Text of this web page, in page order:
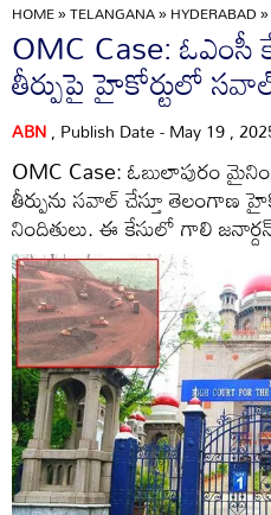
HOME»TELANGANA»HYDERABAD»
OMC Case: ఓఎంసీ
తీర్పుపై హైకోర్టులో
ABN, Publish Date - May 19 ,
OMC Case: ఓబులాపురం
తీర్పును సవాల్‌ చేస్తూ తెలంగాణ
నిందితులు. ఈ కేసులో గాలి జనార్దన్